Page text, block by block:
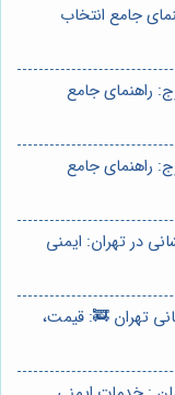
جامع انتخاب
راهنمای جامع
راهنمای جامع
در تهران: ایمنی
تهران 🚒: قیمت،